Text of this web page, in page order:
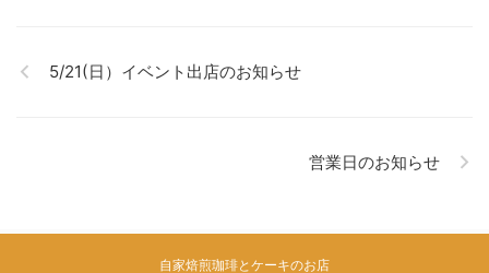
5/21(日）イベント出店のお知らせ
営業日のお知らせ
自家焙煎珈琲とケーキのお店